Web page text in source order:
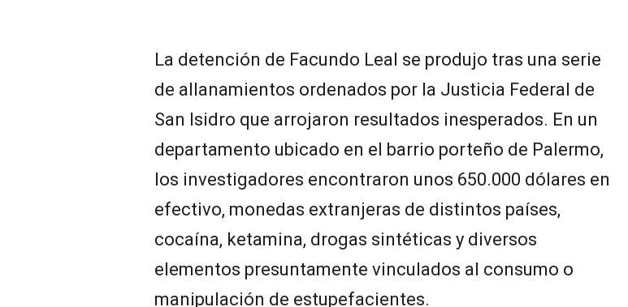
La detención de Facundo Leal se produjo tras una serie
de allanamientos ordenados por la Justicia Federal de
San Isidro que arrojaron resultados inesperados. En un
departamento ubicado en el barrio porteño de Palermo,
los investigadores encontraron unos 650.000 dólares en
efectivo, monedas extranjeras de distintos países,
cocaína, ketamina, drogas sintéticas y diversos
elementos presuntamente vinculados al consumo o
manipulación de estupefacientes.